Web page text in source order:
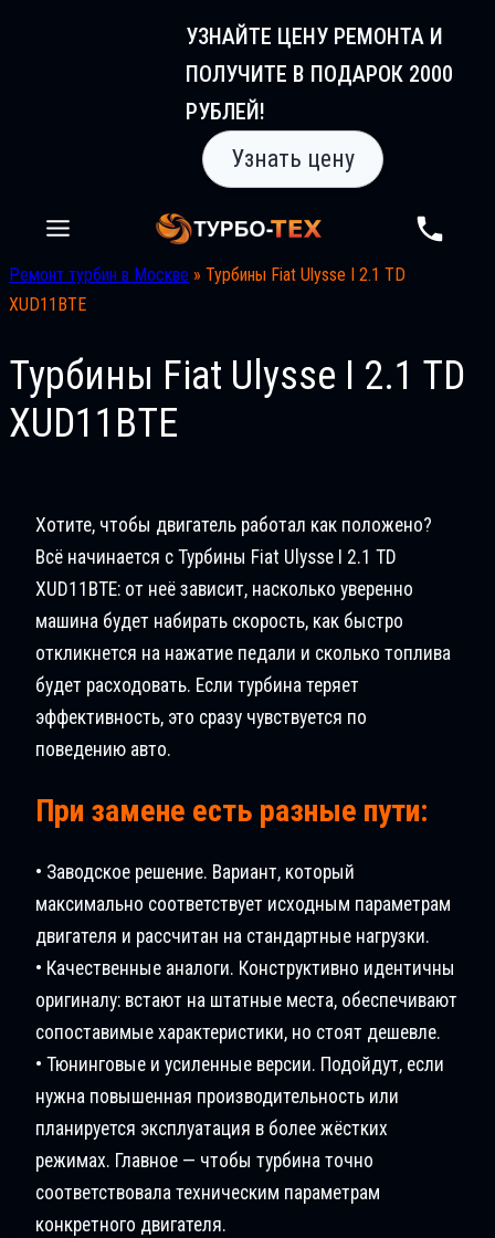
УЗНАЙТЕ ЦЕНУ РЕМОНТА И
ПОЛУЧИТЕ В ПОДАРОК 2000
РУБЛЕЙ!
Узнать цену
Ремонт турбин в Москве » Турбины Fiat Ulysse I 2.1 TD
XUD11BTE
Турбины Fiat Ulysse I 2.1 TD
XUD11BTE
Хотите, чтобы двигатель работал как положено?
Всё начинается с Турбины Fiat Ulysse I 2.1 TD
XUD11BTE: от неё зависит, насколько уверенно
машина будет набирать скорость, как быстро
откликнется на нажатие педали и сколько топлива
будет расходовать. Если турбина теряет
эффективность, это сразу чувствуется по
поведению авто.
При замене есть разные пути:
• Заводское решение. Вариант, который
максимально соответствует исходным параметрам
двигателя и рассчитан на стандартные нагрузки.
• Качественные аналоги. Конструктивно идентичны
оригиналу: встают на штатные места, обеспечивают
сопоставимые характеристики, но стоят дешевле.
• Тюнинговые и усиленные версии. Подойдут, если
нужна повышенная производительность или
планируется эксплуатация в более жёстких
режимах. Главное — чтобы турбина точно
соответствовала техническим параметрам
конкретного двигателя.